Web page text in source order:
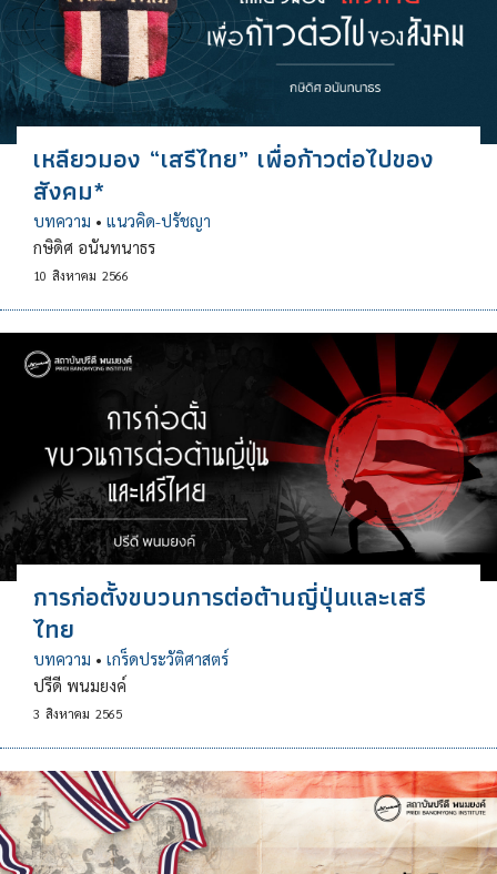
เหลียวมอง “เสรีไทย” เพื่อก้าวต่อไปของ
สังคม*
บทความ • แนวคิด-ปรัชญา
กษิดิศ อนันทนาธร
10 สิงหาคม 2566
การก่อตั้งขบวนการต่อต้านญี่ปุ่นและเสรี
ไทย
บทความ • เกร็ดประวัติศาสตร์
ปรีดี พนมยงค์
3 สิงหาคม 2565